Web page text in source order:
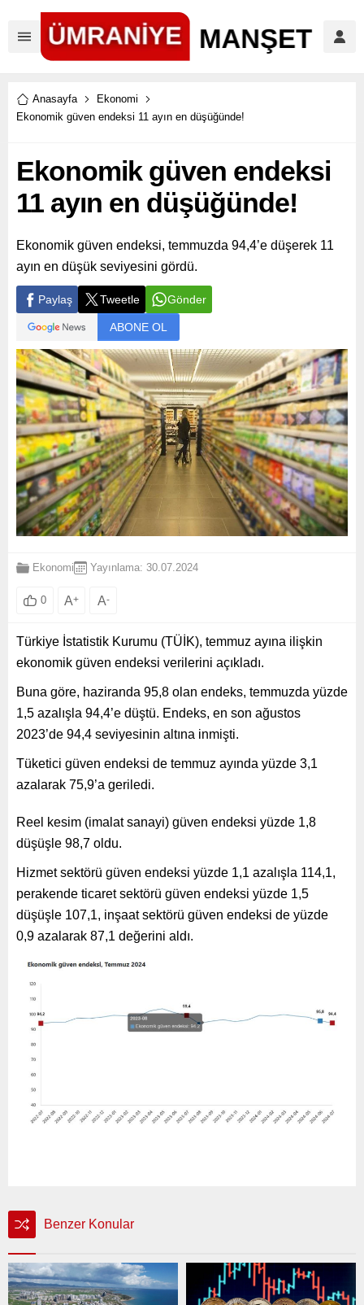
Anasayfa
Ekonomi
Ekonomik güven endeksi 11 ayın en düşüğünde!
Ekonomik güven endeksi
11 ayın en düşüğünde!
Ekonomik güven endeksi, temmuzda 94,4’e düşerek 11
ayın en düşük seviyesini gördü.
Paylaş Tweetle Gönder
ABONE OL
Ekonomi Yayınlama: 30.07.2024
0 A+ A-
Türkiye İstatistik Kurumu (TÜİK), temmuz ayına ilişkin
ekonomik güven endeksi verilerini açıkladı.
Buna göre, haziranda 95,8 olan endeks, temmuzda yüzde
1,5 azalışla 94,4’e düştü. Endeks, en son ağustos
2023’de 94,4 seviyesinin altına inmişti.
Tüketici güven endeksi de temmuz ayında yüzde 3,1
azalarak 75,9’a geriledi.
Reel kesim (imalat sanayi) güven endeksi yüzde 1,8
düşüşle 98,7 oldu.
Hizmet sektörü güven endeksi yüzde 1,1 azalışla 114,1,
perakende ticaret sektörü güven endeksi yüzde 1,5
düşüşle 107,1, inşaat sektörü güven endeksi de yüzde
0,9 azalarak 87,1 değerini aldı.
Benzer Konular